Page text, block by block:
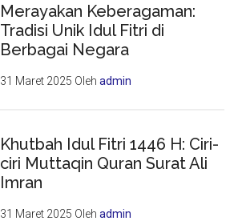
Merayakan Keberagaman:
Tradisi Unik Idul Fitri di
Berbagai Negara
31 Maret 2025 Olehadmin
Khutbah Idul Fitri 1446 H: Ciri-
ciri Muttaqin Quran Surat Ali
Imran
31 Maret 2025 Olehadmin